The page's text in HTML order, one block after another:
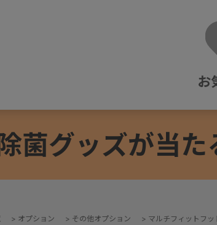
お
菌グッズが当
> オプション > その他オプション > マルチフィットフッ